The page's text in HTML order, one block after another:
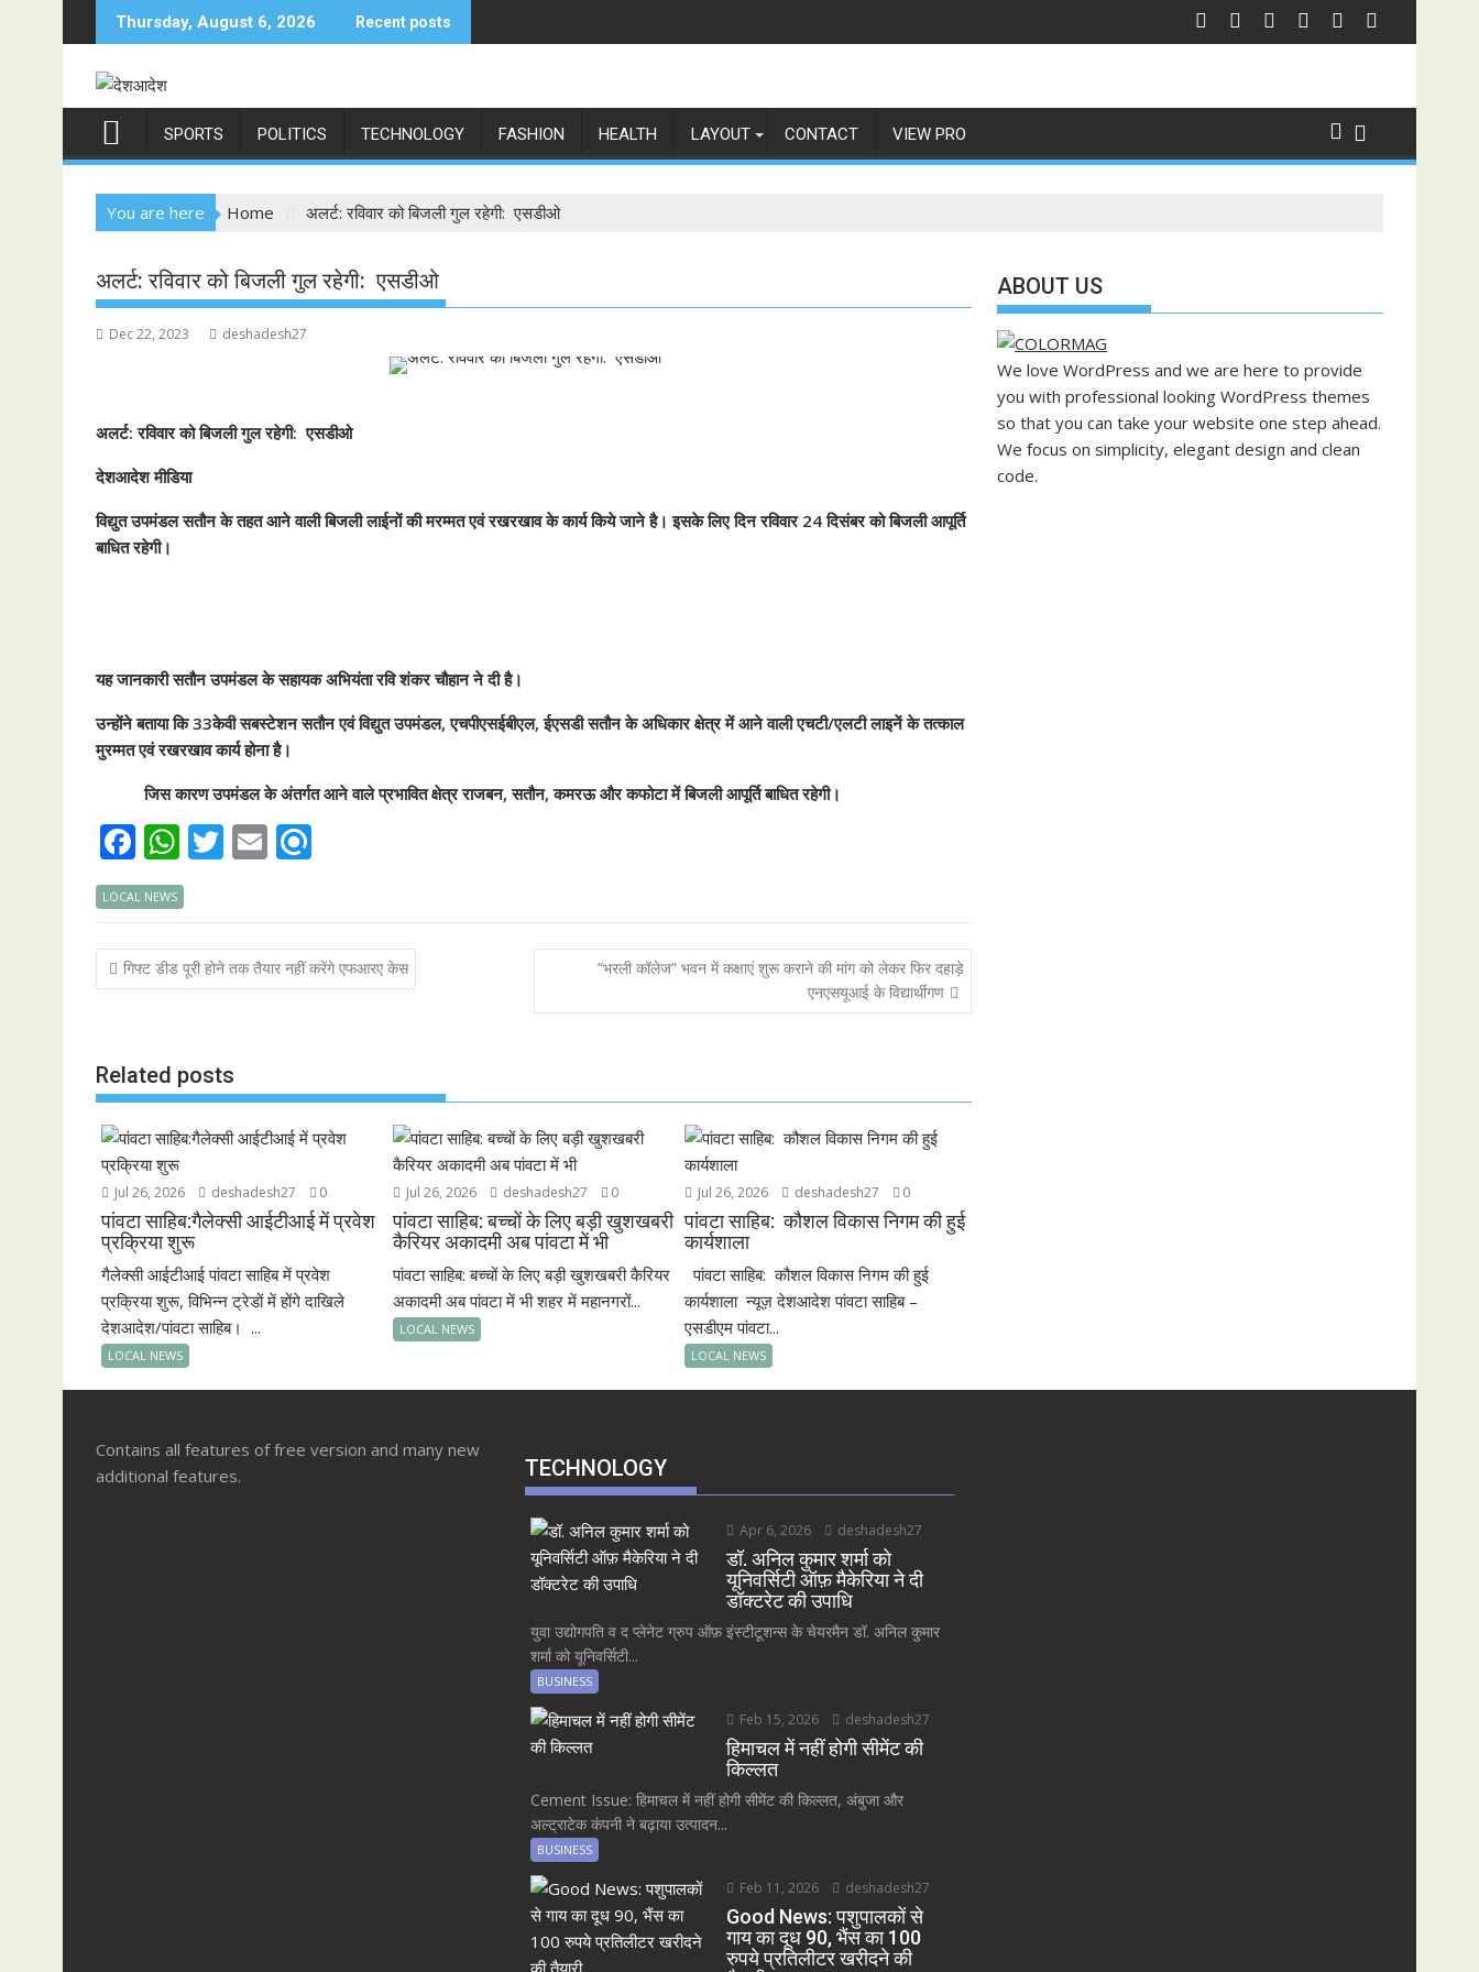
to
Thursday, August 6, 2026 Recent posts
SPORTS POLITICS TECHNOLOGY FASHION HEALTH LAYOUT CONTACT VIEW PRO
You are here Home अलर्ट: रविवार को बिजली गुल रहेगी: एसडीओ
अलर्ट: रविवार को बिजली गुल रहेगी: एसडीओ
Dec 22, 2023 deshadesh27
अलर्ट: रविवार को बिजली गुल रहेगी: एसडीओ
देशआदेश मीडिया
विद्युत उपमंडल सतौन के तहत आने वाली बिजली लाईनों की मरम्मत एवं रखरखाव के कार्य किये जाने है। इसके लिए दिन रविवार 24 दिसंबर को बिजली आपूर्ति
बाधित रहेगी।
यह जानकारी सतौनउपमंडल के सहायक अभियंता रवि शंकर चौहान ने दी है।
उन्होंने बताया कि 33केवी सबस्टेशन सतौन एवं विद्युत उपमंडल, एचपीएसईबीएल, ईएसडी सतौन के अधिकार क्षेत्र में आने वाली एचटी/एलटी लाइनें के तत्काल
मुरम्मत एवं रखरखाव कार्य होना है।
जिस कारण उपमंडल के अंतर्गत आने वाले प्रभावित क्षेत्र राजबन, सतौन, कमरऊ और कफोटा में बिजली आपूर्ति बाधित रहेगी।
F
ac
e
b
o
W
h
at
s
A
T
itt
er
E
ai
l
i
n
d
LOCAL NEWS
Post
navigation
गिफ्ट डीड पूरी होने तक तैयार नहीं करेंगे एफआरए केस
“भरली कॉलेज” भवन में कक्षाएं शुरू कराने की मांग को लेकर फिर दहाड़े
एनएसयूआई के विद्यार्थीगण
Related posts
Jul 26, 2026 deshadesh27 0
पांवटा साहिब:गैलेक्सी आईटीआई में प्रवेश
प्रक्रिया शुरू
गैलेक्सी आईटीआई पांवटा साहिब में प्रवेश
प्रक्रिया शुरू, विभिन्न ट्रेडों में होंगे दाखिले
देशआदेश/पांवटा साहिब। ...
LOCAL NEWS
Jul 26, 2026 deshadesh27 0
पांवटा साहिब: बच्चों के लिए बड़ी खुशखबरी
कैरियर अकादमी अब पांवटा में भी
पांवटा साहिब: बच्चों के लिए बड़ी खुशखबरी कैरियर
अकादमी अब पांवटा में भी शहर में महानगरों...
LOCAL NEWS
Jul 26, 2026 deshadesh27 0
पांवटा साहिब: कौशल विकास निगम की हुई
कार्यशाला
पांवटा साहिब: कौशल विकास निगम की हुई
कार्यशाला न्यूज़ देशआदेश पांवटा साहिब –
एसडीएम पांवटा...
LOCAL NEWS
ABOUT US
We love WordPress and we are here to provide
you with professional looking WordPress themes
so that you can take your website one step ahead.
We focus on simplicity, elegant design and clean
code.
Contains all features of free version and many new
additional features.
TECHNOLOGY
Apr 6, 2026 deshadesh27
डॉ. अनिल कुमार शर्मा को
यूनिवर्सिटी ऑफ़ मैकेरिया ने दी
डॉक्टरेट की उपाधि
युवा उद्योगपति व द प्लेनेट ग्रुप ऑफ़ इंस्टीटूशन्स के चेयरमैन डॉ. अनिल कुमार
शर्मा को यूनिवर्सिटी...
BUSINESS
Feb 15, 2026 deshadesh27
हिमाचल में नहीं होगी सीमेंट की
किल्लत
Cement Issue: हिमाचल में नहीं होगी सीमेंट की किल्लत, अंबुजा और
अल्ट्राटेक कंपनी ने बढ़ाया उत्पादन...
BUSINESS
Feb 11, 2026 deshadesh27
Good News: पशुपालकों से
गाय का दूध 90, भैंस का 100
रुपये प्रतिलीटर खरीदने की